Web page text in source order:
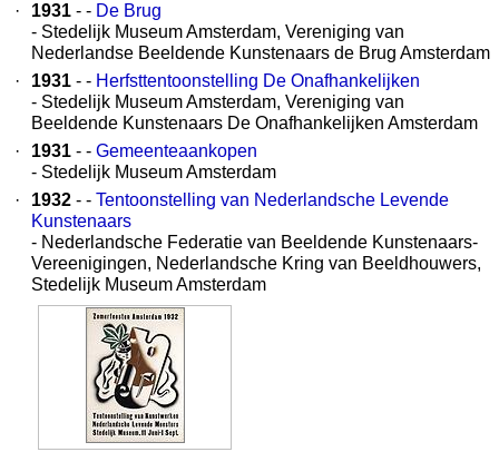
·
1931 - - De Brug
- Stedelijk Museum Amsterdam, Vereniging van
Nederlandse Beeldende Kunstenaars de Brug Amsterdam
·
1931 - - Herfsttentoonstelling De Onafhankelijken
- Stedelijk Museum Amsterdam, Vereniging van
Beeldende Kunstenaars De Onafhankelijken Amsterdam
·
1931 - - Gemeenteaankopen
- Stedelijk Museum Amsterdam
·
1932 - - Tentoonstelling van Nederlandsche Levende
Kunstenaars
- Nederlandsche Federatie van Beeldende Kunstenaars-
Vereenigingen, Nederlandsche Kring van Beeldhouwers,
Stedelijk Museum Amsterdam